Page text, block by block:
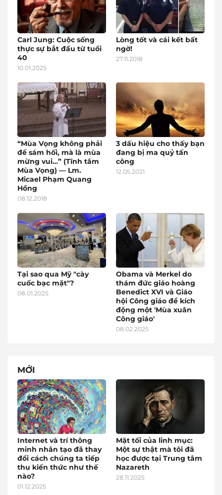
Carl Jung: Cuộc sống
thực sự bắt đầu từ tuổi
40
10.01.2025
Lòng tốt và cái kết bất
ngờ!
27.11.2018
“Mùa Vọng không phải
để sám hối, mà là mùa
mừng vui…” (Tĩnh tâm
Mùa Vọng) — Lm.
Micael Phạm Quang
Hồng
08.12.2018
3 dấu hiệu cho thấy bạn
đang bị ma quỷ tấn
công
12.05.2021
Tại sao qua Mỹ "cày
cuốc bạc mặt"?
08.01.2025
Obama và Merkel do
thám đức giáo hoàng
Benedict XVI và Giáo
hội Công giáo để kích
động một 'Mùa xuân
Công giáo'
08.02.2025
MỚI
Internet và trí thông
minh nhân tạo đã thay
đổi cách chúng ta tiếp
thu kiến thức như thế
nào?
01.12.2025
Mặt tối của linh mục:
Một sự thật mà tôi đã
học được tại Trung tâm
Nazareth
28.11.2025